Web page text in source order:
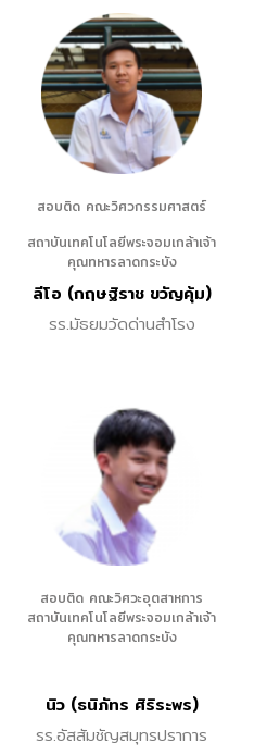
สอบติด คณะวิศวกรรมศาสตร์
สถาบันเทคโนโลยีพระจอมเกล้าเจ้า
คุณทหารลาดกระบัง
ลีโอ (กฤษฐิราช ขวัญคุ้ม)
รร.มัธยมวัดด่านสำโรง
สอบติด คณะวิศวะอุตสาหการ
สถาบันเทคโนโลยีพระจอมเกล้าเจ้า
คุณทหารลาดกระบัง
นิว (ธนิภัทร ศิริระพร)
รร.อัสสัมชัญสมุทรปราการ